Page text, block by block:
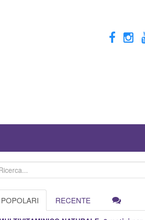
POPOLARI RECENTE